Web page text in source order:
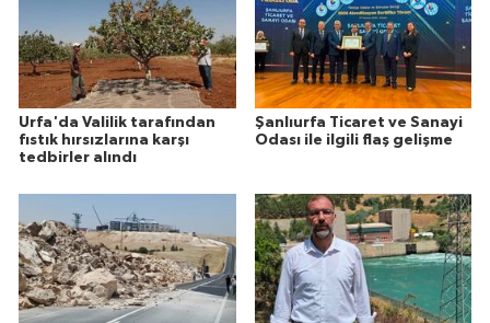
Urfa'da Valilik tarafından
fıstık hırsızlarına karşı
tedbirler alındı
Şanlıurfa Ticaret ve Sanayi
Odası ile ilgili flaş gelişme